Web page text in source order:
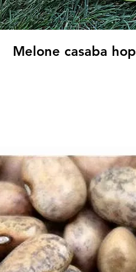
Melone casaba